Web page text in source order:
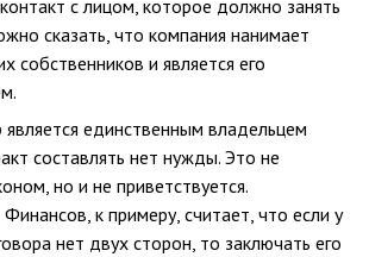
с лицом, которое должно занять
сказать, что компания нанимает
собственников и является его
является единственным владельцем
составлять нет нужды. Это не
но и не приветствуется.
к примеру, считает, что если у
нет двух сторон, то заключать его